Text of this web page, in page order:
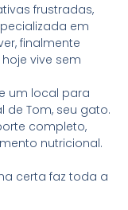
frustradas,
em
finalmente
vive sem
um local para
Tom, seu gato.
completo,
nutricional.
certa faz toda a